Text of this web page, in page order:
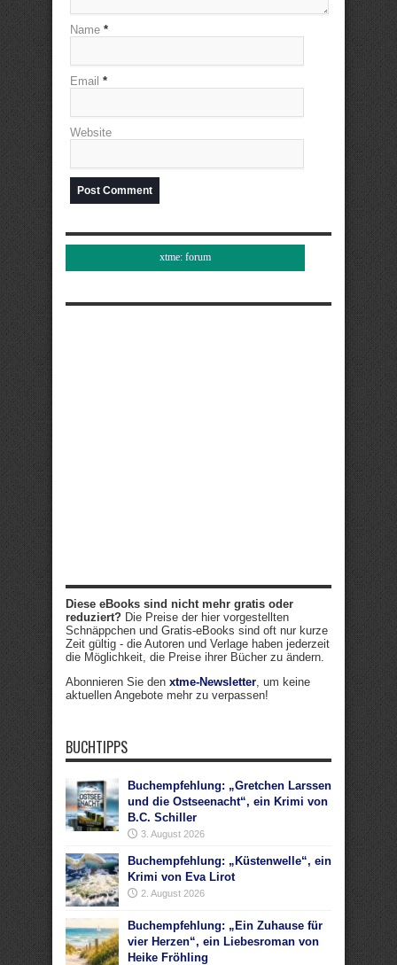
Name *
Email *
Website
xtme: forum
Diese eBooks sind nicht mehr gratis oder
reduziert? Die Preise der hier vorgestellten
Schnäppchen und Gratis-eBooks sind oft nur kurze
Zeit gültig - die Autoren und Verlage haben jederzeit
die Möglichkeit, die Preise ihrer Bücher zu ändern.
Abonnieren Sie den xtme-Newsletter, um keine
aktuellen Angebote mehr zu verpassen!
BUCHTIPPS
Buchempfehlung: „Gretchen Larssen
und die Ostseenacht“, ein Krimi von
B.C. Schiller
3. August 2026
Buchempfehlung: „Küstenwelle“, ein
Krimi von Eva Lirot
2. August 2026
Buchempfehlung: „Ein Zuhause für
vier Herzen“, ein Liebesroman von
Heike Fröhling